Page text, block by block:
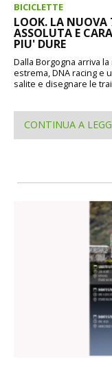
BICICLETTE
LOOK. LA NUOVA
ASSOLUTA E
PIU' DURE
Dalla Borgogna arriva
estrema, DNA racing e
salite e disegnare le
CONTINUA A